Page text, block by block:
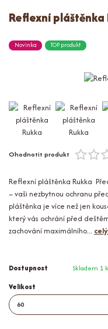
Reflexní pláštěnka
Novinka TOP produkt
Ohodnotit produkt
Reflexní pláštěnka Rukka
– vaši nezbytnou ochranu
pláštěnka je více než jen
který vás ochrání před
zachování maximálního...
Dostupnost Skladem 1
Velikost